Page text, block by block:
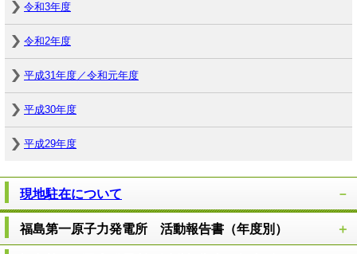
令和3年度
令和2年度
平成31年度／令和元年度
平成30年度
平成29年度
現地駐在について
福島第一原子力発電所 活動報告書（年度別）